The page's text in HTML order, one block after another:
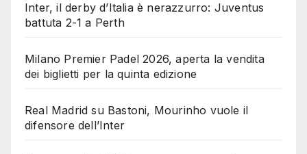
Inter, il derby d’Italia è nerazzurro: Juventus
battuta 2-1 a Perth
Milano Premier Padel 2026, aperta la vendita
dei biglietti per la quinta edizione
Real Madrid su Bastoni, Mourinho vuole il
difensore dell’Inter